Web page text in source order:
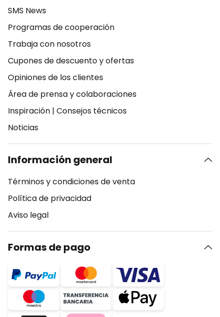
SMS News
Programas de cooperación
Trabaja con nosotros
Cupones de descuento y ofertas
Opiniones de los clientes
Área de prensa y colaboraciones
Inspiración | Consejos técnicos
Noticias
Información general
Términos y condiciones de venta
Política de privacidad
Aviso legal
Formas de pago